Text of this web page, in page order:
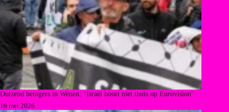
Duizend betogers in Wenen: “Israël hoort niet thuis op Eurovision”
16 mei 2026